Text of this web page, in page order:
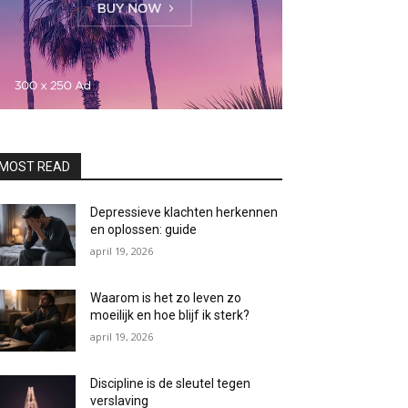
READ
Depressieve klachten herkennen
en oplossen: guide
april 19, 2026
Waarom is het zo leven zo
moeilijk en hoe blijf ik sterk?
april 19, 2026
Discipline is de sleutel tegen
verslaving